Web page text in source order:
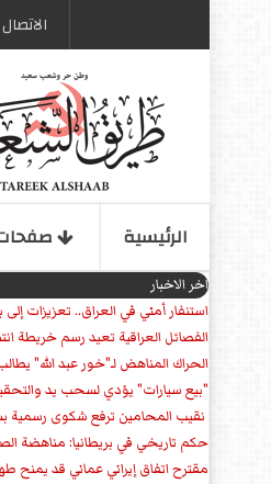
الرئیسیة
اخر الاخبار
استنفار أمني في العراق.. تعزيزات
الفصائل العراقية تعيد رسم خريطة
الحراك المناهض لـ"خور عبد الله"
"بيع سيارات" يؤدي لسحب يد والتحقيق مع 3 مسؤولين في صحة
نقيب المحامين ترفع شكوى رسمية
حكم تاريخي في بريطانيا: مناهضة
مقترح اتفاق إيراني عماني قد يمنح